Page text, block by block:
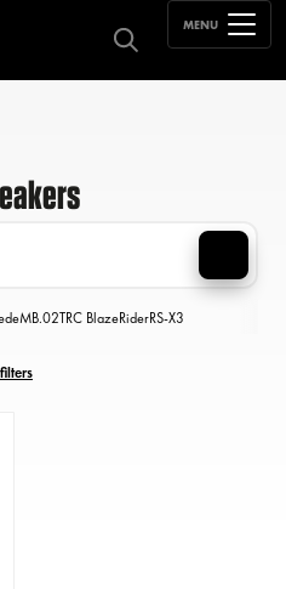
MENU
MB.02TRC BlazeRiderRS-X3